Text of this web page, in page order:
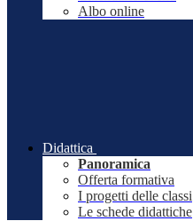
Albo online
Didattica
Panoramica
Offerta formativa
I progetti delle classi
Le schede didattiche